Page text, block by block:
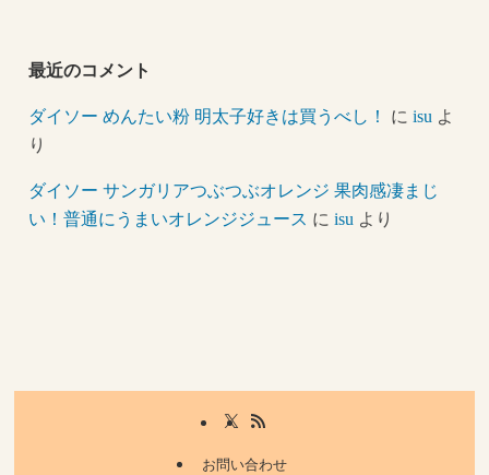
最近のコメント
ダイソー めんたい粉 明太子好きは買うべし！ にisu よ
り
ダイソー サンガリアつぶつぶオレンジ 果肉感凄まじ
い！普通にうまいオレンジジュース にisu より
お問い合わせ